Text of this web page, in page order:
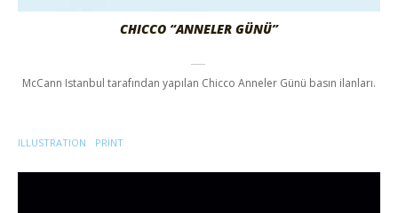
CHICCO “ANNELER GÜNÜ”
McCann Istanbul tarafından yapılan Chicco Anneler Günü basın ilanları.
ILLUSTRATION PRINT